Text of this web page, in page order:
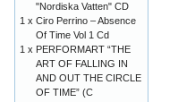
"Nordiska Vatten" CD
1 x Ciro Perrino ‎– Absence
Of Time Vol 1 Cd
1 x PERFORMART “THE
ART OF FALLING IN
AND OUT THE CIRCLE
OF TIME” (C